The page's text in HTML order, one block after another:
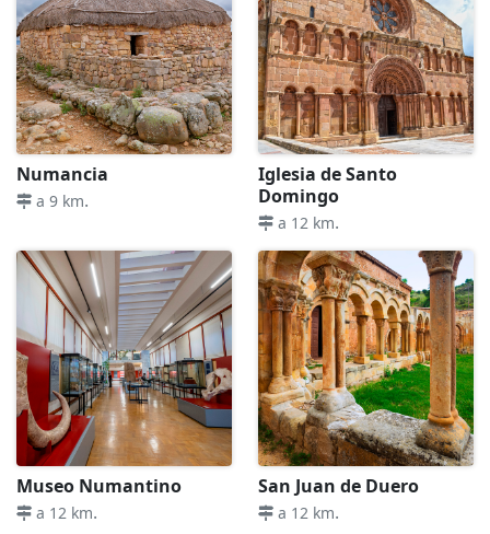
Numancia
a 9 km.
Iglesia de Santo
Domingo
a 12 km.
Museo Numantino
a 12 km.
San Juan de Duero
a 12 km.